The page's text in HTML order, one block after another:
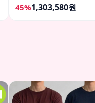
45%1,303,580원